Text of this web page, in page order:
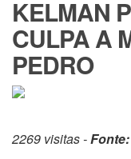
KELMAN
CULPA A
PEDRO
2269 visitas -Fonte: